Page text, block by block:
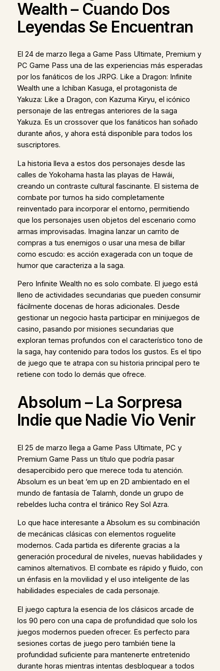
Wealth – Cuando Dos
Leyendas Se Encuentran
El 24 de marzo llega a Game Pass Ultimate, Premium y
PC Game Pass una de las experiencias más esperadas
por los fanáticos de los JRPG. Like a Dragon: Infinite
Wealth une a Ichiban Kasuga, el protagonista de
Yakuza: Like a Dragon, con Kazuma Kiryu, el icónico
personaje de las entregas anteriores de la saga
Yakuza. Es un crossover que los fanáticos han soñado
durante años, y ahora está disponible para todos los
suscriptores.
La historia lleva a estos dos personajes desde las
calles de Yokohama hasta las playas de Hawái,
creando un contraste cultural fascinante. El sistema de
combate por turnos ha sido completamente
reinventado para incorporar el entorno, permitiendo
que los personajes usen objetos del escenario como
armas improvisadas. Imagina lanzar un carrito de
compras a tus enemigos o usar una mesa de billar
como escudo: es acción exagerada con un toque de
humor que caracteriza a la saga.
Pero Infinite Wealth no es solo combate. El juego está
lleno de actividades secundarias que pueden consumir
fácilmente docenas de horas adicionales. Desde
gestionar un negocio hasta participar en minijuegos de
casino, pasando por misiones secundarias que
exploran temas profundos con el característico tono de
la saga, hay contenido para todos los gustos. Es el tipo
de juego que te atrapa con su historia principal pero te
retiene con todo lo demás que ofrece.
Absolum – La Sorpresa
Indie que Nadie Vio Venir
El 25 de marzo llega a Game Pass Ultimate, PC y
Premium Game Pass un título que podría pasar
desapercibido pero que merece toda tu atención.
Absolum es un beat ‘em up en 2D ambientado en el
mundo de fantasía de Talamh, donde un grupo de
rebeldes lucha contra el tiránico Rey Sol Azra.
Lo que hace interesante a Absolum es su combinación
de mecánicas clásicas con elementos roguelite
modernos. Cada partida es diferente gracias a la
generación procedural de niveles, nuevas habilidades y
caminos alternativos. El combate es rápido y fluido, con
un énfasis en la movilidad y el uso inteligente de las
habilidades especiales de cada personaje.
El juego captura la esencia de los clásicos arcade de
los 90 pero con una capa de profundidad que solo los
juegos modernos pueden ofrecer. Es perfecto para
sesiones cortas de juego pero también tiene la
profundidad suficiente para mantenerte entretenido
durante horas mientras intentas desbloquear a todos